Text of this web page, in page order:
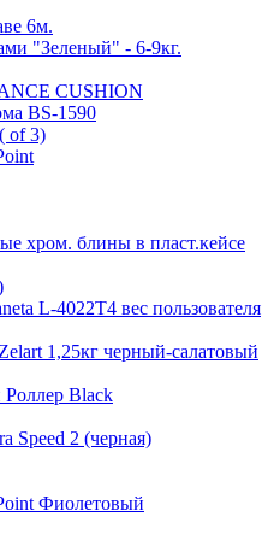
6м.
"Зеленый" - 6-9кг.
CUSHION
BS-1590
of 3)
хром. блины в пласт.кейсе
L-4022T4 вес пользователя
1,25кг черный-салатовый
Black
Speed 2 (черная)
Фиолетовый